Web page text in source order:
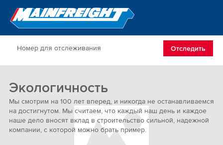
Go to Home
Отследить
Экологичность
Мы смотрим на 100 лет вперед, и никогда не останавливаемся
на достигнутом. Мы считаем, что каждый наш день и каждое
наше дело вносят вклад в строительство сильной, надежной
компании, с которой можно брать пример.